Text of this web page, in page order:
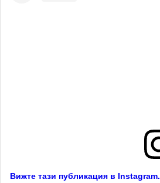
Вижте тази публикация в Instagram.